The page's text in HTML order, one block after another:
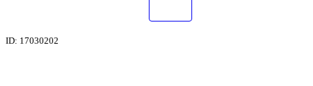
ID: 17030202